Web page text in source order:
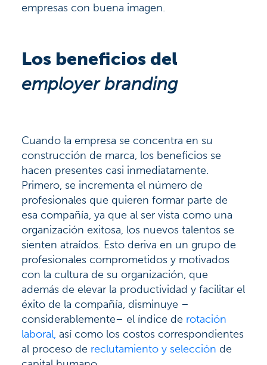
empresas con buena imagen.
Los beneficios del
employer branding
Cuando la empresa se concentra en su
construcción de marca, los beneficios se
hacen presentes casi inmediatamente.
Primero, se incrementa el número de
profesionales que quieren formar parte de
esa compañía, ya que al ser vista como una
organización exitosa, los nuevos talentos se
sienten atraídos. Esto deriva en un grupo de
profesionales comprometidos y motivados
con la cultura de su organización, que
además de elevar la productividad y facilitar el
éxito de la compañía, disminuye –
considerablemente– el índice de rotación
laboral, así como los costos correspondientes
al proceso de reclutamiento y selección de